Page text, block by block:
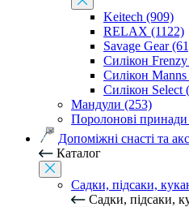
Keitech (909)
RELAX (1122)
Savage Gear
Силікон
Силікон
Силікон Select
Мандули (253)
Поролонові
Допоміжні снасті та
Каталог
Садки, підсаки,
Садки, підсаки,